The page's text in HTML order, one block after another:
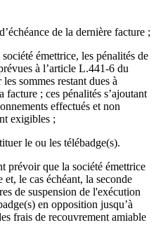
de la dernière facture ;
émettrice, les pénalités de
à l’article L.441-6 du
sommes restant dues à
facture ; ces pénalités s’ajoutant
effectués et non
exigibles ;
le ou les télébadge(s).
prévoir que la société émettrice
et, le cas échéant, la seconde
de suspension de l'exécution
en opposition jusqu’à
frais de recouvrement amiable